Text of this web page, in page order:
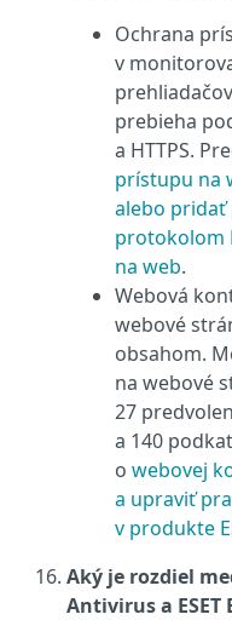
Ochrana
v
prebieha
a HTTPS.
prístupu na
alebo
protokolom
na web.
Webová
webové
obsahom.
na webové
27
a 140
o webovej
a upraviť
v produkte
Aký je rozdiel
Antivirus a